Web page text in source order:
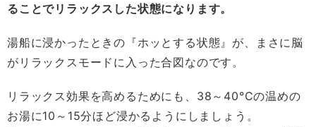
ることでリラックスした状態になります。
湯船に浸かったときの『ホッとする状態』が、まさに脳
がリラックスモードに入った合図なのです。
リラックス効果を高めるためにも、38～40°Cの温めの
お湯に10～15分ほど浸かるようにしましょう。